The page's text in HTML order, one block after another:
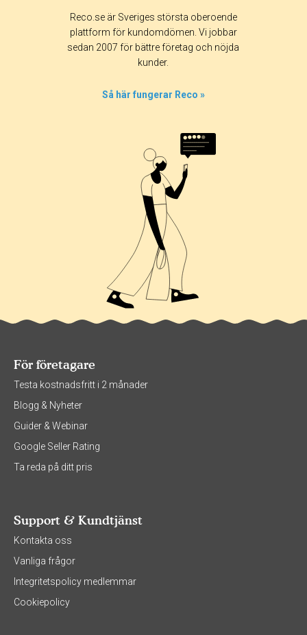
Reco.se är Sveriges största oberoende
plattform för kundomdömen. Vi jobbar
sedan 2007 för bättre företag och nöjda
kunder.
Så här fungerar Reco »
För företagare
Testa kostnadsfritt i 2 månader
Blogg & Nyheter
Guider & Webinar
Google Seller Rating
Ta reda på ditt pris
Support & Kundtjänst
Kontakta oss
Vanliga frågor
Integritetspolicy medlemmar
Cookiepolicy